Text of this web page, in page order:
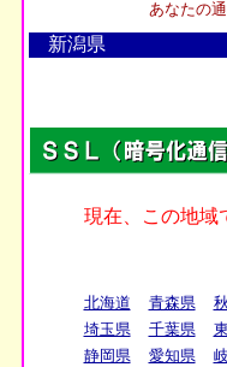
新潟県
北海道 青森県
埼玉県
千葉県
静岡県
愛知県